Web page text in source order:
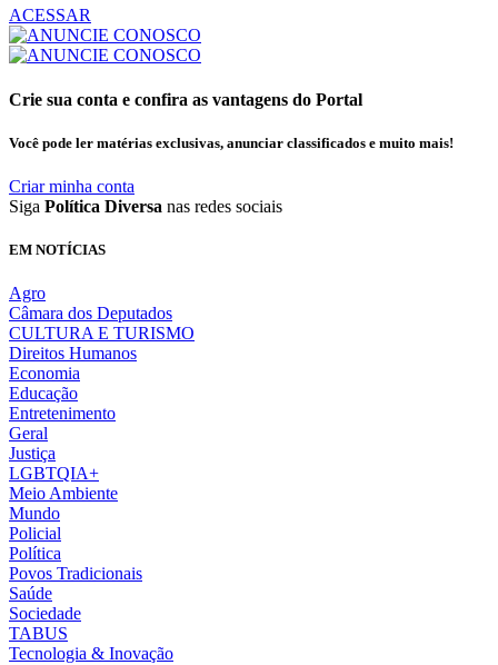
ACESSAR
Crie sua conta e confira as vantagens do Portal
Você pode ler matérias exclusivas, anunciar classificados e muito mais!
Criar minha conta
Siga Política Diversa nas redes sociais
EM NOTÍCIAS
Agro
Câmara dos Deputados
CULTURA E TURISMO
Direitos Humanos
Economia
Educação
Entretenimento
Geral
Justiça
LGBTQIA+
Meio Ambiente
Mundo
Policial
Política
Povos Tradicionais
Saúde
Sociedade
TABUS
Tecnologia & Inovação